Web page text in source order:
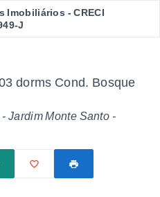
Imobiliários - CRECI
J
dorms Cond. Bosque
-Jardim Monte Santo -